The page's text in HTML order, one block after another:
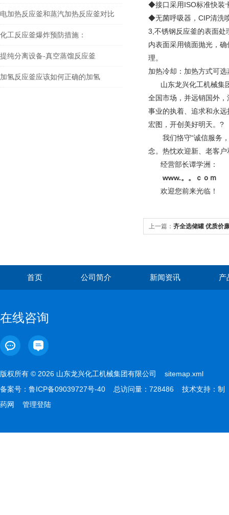
电加热反应釜和蒸汽加热反应釜对比
化工反应釜爆炸预防措施：
提纯分离设备-真空蒸馏反应釜
加氢反应釜应该如何正确的加氢
◆接口采用ISO标准快装
◆无菌呼吸器，CIP清洗
3,不锈钢反应釜的表面处
内表面采用镜面抛光，
理。
加热冷却：加热方式可
山东龙兴化工机械集团
全国市场，并远销国外
事业的执着、追求和永
宏图，开创美好明天。 ?
我们恪守“诚信服务，
念。热忱欢迎新、老客
经营部长谭学洲：
www.。。ｃｏｍ
欢迎您前来光临！
上一篇： 齐全选储罐 优质价
首页 公司简介 新闻资讯 产
在线咨询
版权所有 © 2026 山东龙兴化工机械集团有限公司 sitemap.xml
备案号： 鲁ICP备09039727号-40 总访问量：728486 技术支持： 制
药网
管理登陆